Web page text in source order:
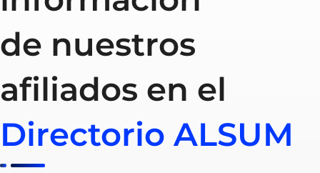
de nuestros
afiliados en el
Directorio ALSUM